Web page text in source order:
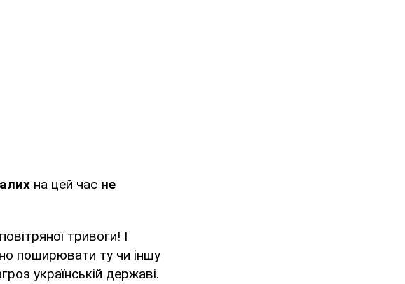
на цей час не
тривоги! І
поширювати ту чи іншу
українській державі.